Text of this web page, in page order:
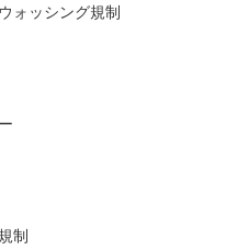
ッシング規制
制